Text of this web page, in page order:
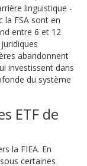
linguistique -
FSA sont en
entre 6 et 12
abandonnent
investissent dans
du système
ETF de
la FIEA. En
certaines